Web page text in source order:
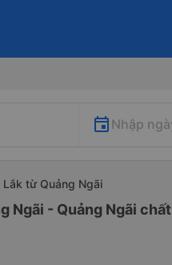
Nhập
từ Quảng Ngãi
Ngãi - Quảng Ngãi